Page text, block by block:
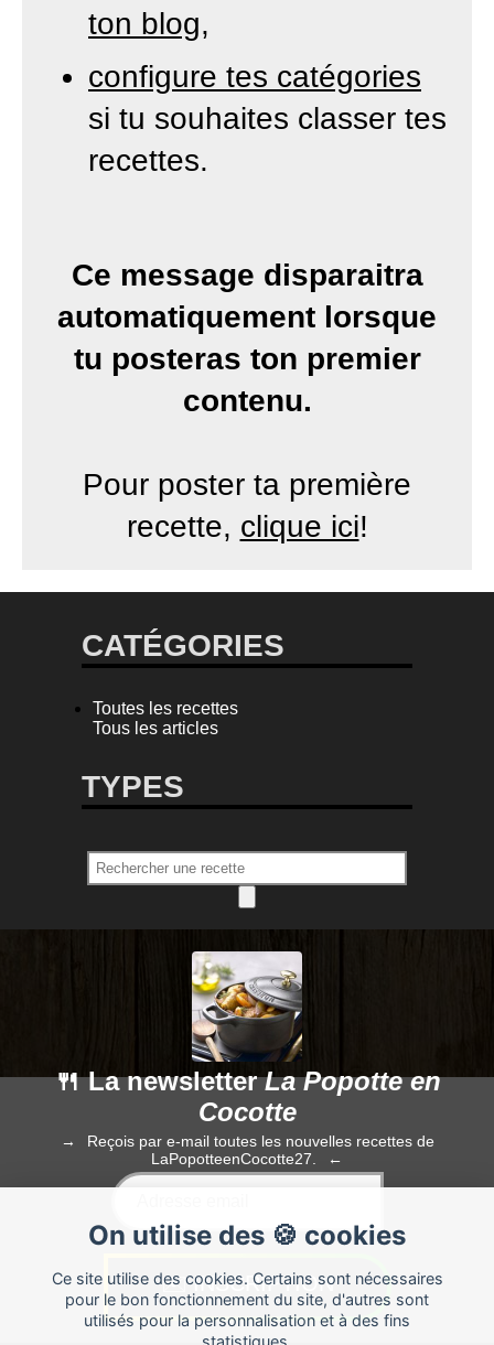
ton blog,
configure tes catégories
si tu souhaites classer tes
recettes.
Ce message disparaitra
automatiquement lorsque
tu posteras ton premier
contenu.
Pour poster ta première
recette, clique ici!
CATÉGORIES
Toutes les recettes
Tous les articles
TYPES
On utilise des 🍪 cookies
Ce site utilise des cookies. Certains sont nécessaires
pour le bon fonctionnement du site, d'autres sont
utilisés pour la personnalisation et à des fins
statistiques.
🍴 La newsletterLa Popotte en
Cocotte
Reçois par e-mail toutes les nouvelles recettes de
LaPopotteenCocotte27.